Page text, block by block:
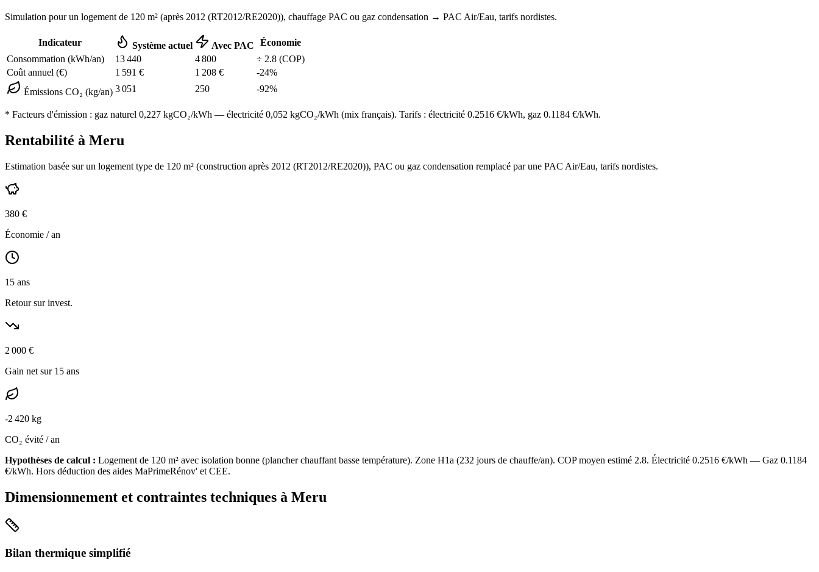
Simulation pour un logement de 120 m² (après 2012 (RT2012/RE2020)), chauffage PAC ou gaz condensation → PAC Air/Eau, tarifs nordistes.
Indicateur Système actuel Avec PAC
Économie
Consommation (kWh/an)
13 440 4 800 ÷ 2.8 (COP)
Coût annuel (€)
1 591 € 1 208 € -24%
Émissions CO₂ (kg/an) 3 051 250 -92%
* Facteurs d'émission : gaz naturel 0,227 kgCO₂/kWh — électricité 0,052 kgCO₂/kWh (mix français). Tarifs : électricité 0.2516 €/kWh, gaz 0.1184 €/kWh.
Rentabilité à Meru
Estimation basée sur un logement type de 120 m² (construction après 2012 (RT2012/RE2020)), PAC ou gaz condensation remplacé par une PAC Air/Eau, tarifs nordistes.
380 €
Économie / an
15 ans
Retour sur invest.
2 000 €
Gain net sur 15 ans
-2 420 kg
CO₂ évité / an
Hypothèses de calcul : Logement de 120 m² avec isolation bonne (plancher chauffant basse température). Zone H1a (232 jours de chauffe/an). COP moyen estimé 2.8. Électricité 0.2516 €/kWh — Gaz 0.1184
€/kWh. Hors déduction des aides MaPrimeRénov' et CEE.
Dimensionnement et contraintes techniques à Meru
Bilan thermique simplifié